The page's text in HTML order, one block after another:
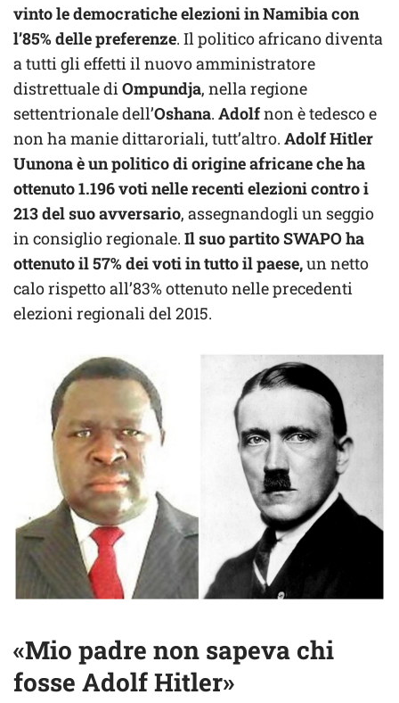
vinto le democratiche elezioni in Namibia con
l’85% delle preferenze. Il politico africano diventa
a tutti gli effetti il nuovo amministratore
distrettuale diOmpundja, nella regione
settentrionale dell’Oshana. Adolfnon è tedesco e
non ha manie dittaroriali, tutt’altro. Adolf Hitler
Uunona è un politico di origine africane che ha
ottenuto 1.196 voti nelle recenti elezioni contro i
213 del suo avversario, assegnandogli un seggio
in consiglio regionale. Il suo partito SWAPO ha
ottenuto il 57% dei voti in tutto il paese,un netto
calo rispetto all’83% ottenuto nelle precedenti
elezioni regionali del 2015.
«Mio padre non sapeva chi
fosse Adolf Hitler»